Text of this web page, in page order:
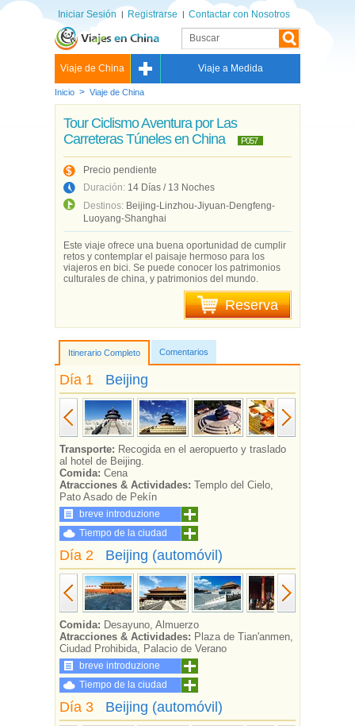
Iniciar Sesión Registrarse Contactar con Nosotros
Viaje de China Viaje a Medida
Inicio > Viaje de China
Tour Ciclismo Aventura por Las
Carreteras Túneles en China
P057
Precio pendiente
Duración: 14 Días / 13 Noches
Destinos: Beijing-Linzhou-Jiyuan-Dengfeng-
Luoyang-Shanghai
Este viaje ofrece una buena oportunidad de cumplir
retos y contemplar el paisaje hermoso para los
viajeros en bici. Se puede conocer los patrimonios
culturales de china, y patrimonios del mundo.
Reserva
Itinerario Completo Comentarios
Día 1 Beijing
Transporte: Recogida en el aeropuerto y traslado
al hotel de Beijing.
Comida: Cena
Atracciones & Actividades: Templo del Cielo,
Pato Asado de Pekín
breve introduzione
Tiempo de la ciudad
Día 2 Beijing (automóvil)
Comida: Desayuno, Almuerzo
Atracciones & Actividades: Plaza de Tian'anmen,
Ciudad Prohibida, Palacio de Verano
breve introduzione
Tiempo de la ciudad
Día 3 Beijing (automóvil)